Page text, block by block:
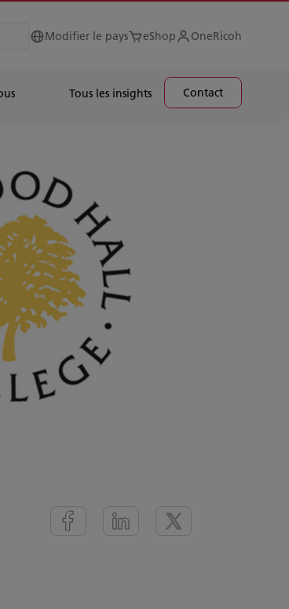
Modifier le pays eShop OneRicoh
Tous les insights Contact